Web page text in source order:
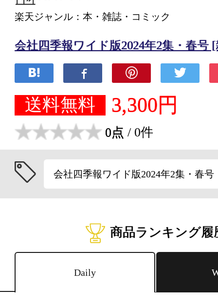
楽天ジャンル：本・雑誌・コミック
会社四季報ワイド版2024年2集・春号
送料無料 3,300円
0点 / 0件
会社四季報ワイド版2024年2集・春号
商品ランキング履
Daily